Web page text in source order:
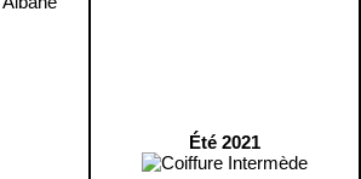
Été 2021